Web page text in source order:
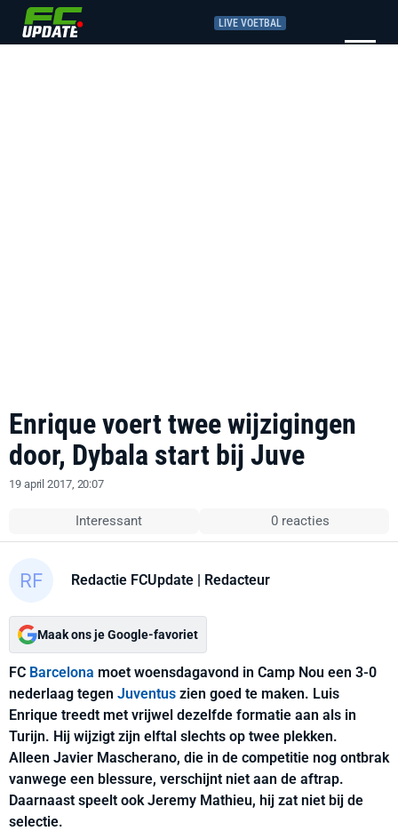
LIVE VOETBAL
Enrique voert twee wijzigingen
door, Dybala start bij Juve
19 april 2017, 20:07
Interessant 0 reacties
Redactie FCUpdate | Redacteur
Maak ons je Google-favoriet
FC Barcelona moet woensdagavond in Camp Nou een 3-0
nederlaag tegen Juventus zien goed te maken. Luis
Enrique treedt met vrijwel dezelfde formatie aan als in
Turijn. Hij wijzigt zijn elftal slechts op twee plekken.
Alleen Javier Mascherano, die in de competitie nog ontbrak
vanwege een blessure, verschijnt niet aan de aftrap.
Daarnaast speelt ook Jeremy Mathieu, hij zat niet bij de
selectie.